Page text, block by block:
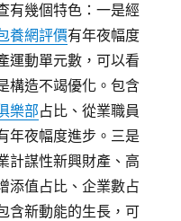
有幾個特色：一是經
養網評價有年夜幅度
運動單元數，可以看
構造不竭優化。包含
樂部占比、從業職員
年夜幅度進步。三是
計謀性新興財產、高
添值占比、企業數占
含新動能的生長，可